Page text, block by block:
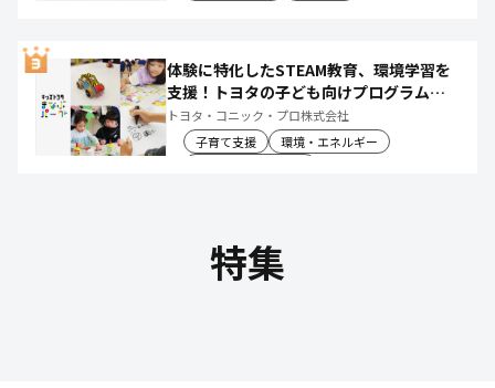
体験に特化したSTEAM教育、環境学習を
支援！トヨタの子ども向けプログラムで
社会や将来について楽しく学べる体験機
会を創出
トヨタ・コニック・プロ株式会社
子育て支援
環境・エネルギー
特集